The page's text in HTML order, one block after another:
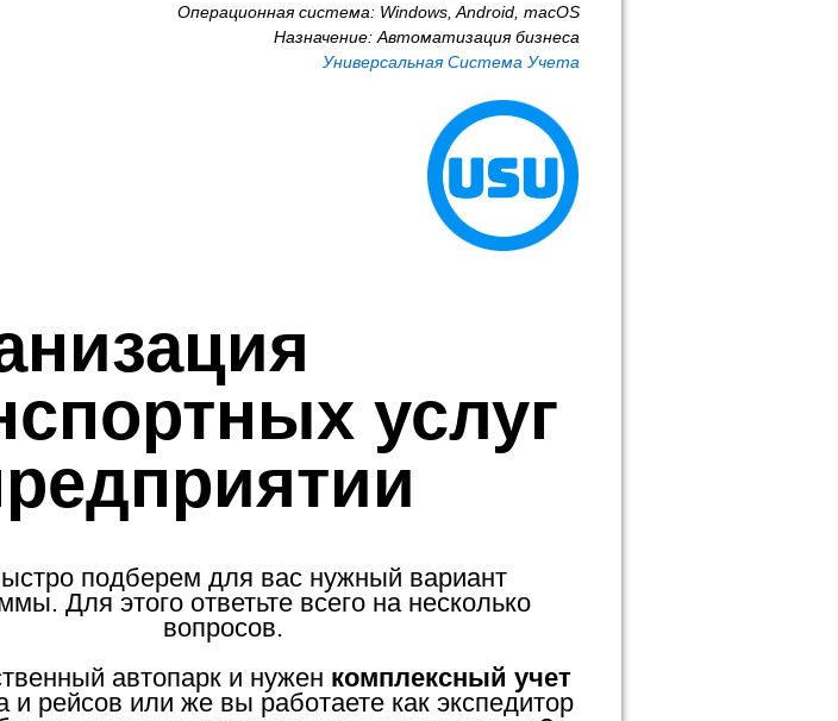
Операционная система: Windows, Android, macOS
Назначение: Автоматизация бизнеса
Универсальная Система Учета
услуг
подберем для вас нужный вариант
Для этого ответьте всего на несколько
вопросов.
автопарк и нужен комплексный учет
и рейсов или же вы работаете как экспедитор